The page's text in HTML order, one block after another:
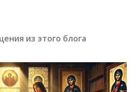
из этого блога